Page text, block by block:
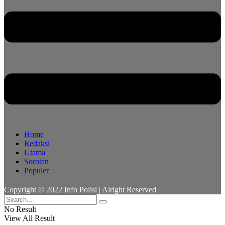
Home
Redaksi
Utama
Sorotan
Populer
Copyright © 2022 Info Polisi | Alright Reserved
No Result
View All Result